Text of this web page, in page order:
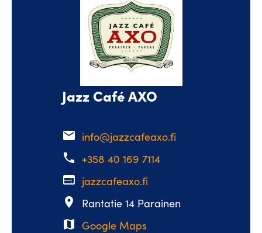
Jazz Café AXO
email info@jazzcafeaxo.fi
phone +358 40 169 7114
web jazzcafeaxo.fi
place
Rantatie 14 Parainen
map Google Maps